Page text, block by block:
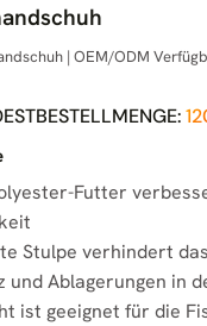
| OEM/ODM
Futter
Stulpe verhindert
und Ablagerungen in
ist geeignet für die